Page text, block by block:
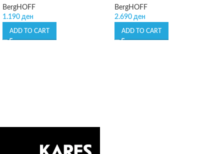
BergHOFF
1.190 ден
ADD TO CART
BergHOFF
2.690 ден
ADD TO CART